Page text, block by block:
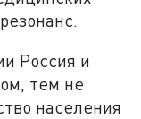
Россия и
тем не
населения